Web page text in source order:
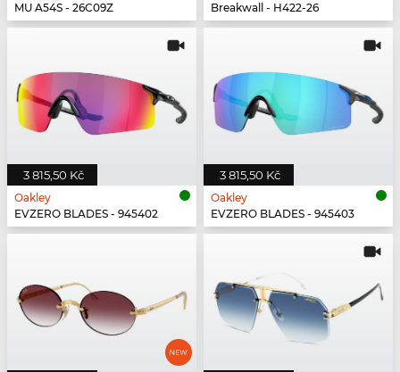
MU A54S - 26C09Z
Breakwall - H422-26
3 815,50 Kč
Oakley
EVZERO BLADES - 945402
3 815,50 Kč
Oakley
EVZERO BLADES - 945403